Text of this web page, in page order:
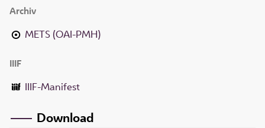
Archiv
METS (OAI-PMH)
IIIF
IIIF-Manifest
Download